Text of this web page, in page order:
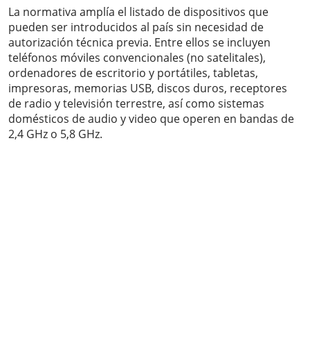
La normativa amplía el listado de dispositivos que
pueden ser introducidos al país sin necesidad de
autorización técnica previa. Entre ellos se incluyen
teléfonos móviles convencionales (no satelitales),
ordenadores de escritorio y portátiles, tabletas,
impresoras, memorias USB, discos duros, receptores
de radio y televisión terrestre, así como sistemas
domésticos de audio y video que operen en bandas de
2,4 GHz o 5,8 GHz.